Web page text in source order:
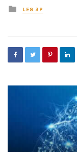
Posted in
LES 3P